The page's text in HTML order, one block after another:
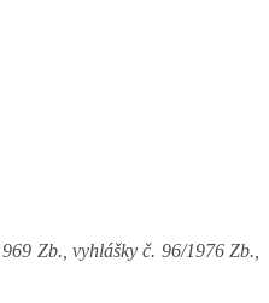
Zb., vyhlášky č. 96/1976 Zb.,